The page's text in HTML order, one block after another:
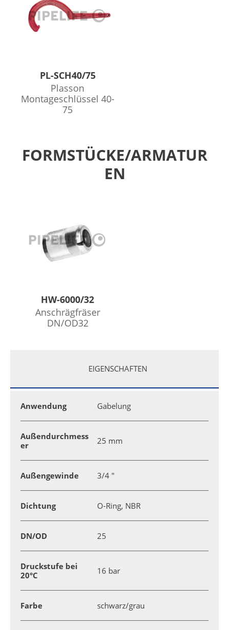
PL-SCH40/75
Plasson
Montageschlüssel 40-
75
FORMSTÜCKE/ARMATUR
EN
HW-6000/32
Anschrägfräser
DN/OD32
EIGENSCHAFTEN
Anwendung Gabelung
Außendurchmess
er
25 mm
Außengewinde 3/4 "
Dichtung O-Ring, NBR
DN/OD 25
Druckstufe bei
20°C
16 bar
Farbe schwarz/grau